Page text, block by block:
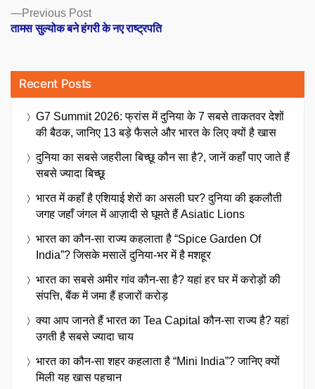
Previous PostPrevious
post:
तामस सुल्योक बने हंगरी के नए राष्ट्रपति
Recent Posts
G7 Summit 2026: फ्रांस में दुनिया के 7 सबसे ताकतवर देशों
की बैठक, जानिए 13 बड़े फैसले और भारत के लिए क्यों है खास
दुनिया का सबसे जहरीला बिच्छू कौन सा है?, जानें कहाँ पाए जाते हैं
सबसे ज्यादा बिच्छू
भारत में कहाँ है एशियाई शेरों का असली घर? दुनिया की इकलौती
जगह जहाँ जंगल में आज़ादी से घूमते हैं Asiatic Lions
भारत का कौन-सा राज्य कहलाता है “Spice Garden Of
India”? जिसके मसालें दुनिया-भर में है मशहूर
भारत का सबसे अमीर गांव कौन-सा है? यहां हर घर में करोड़ों की
संपत्ति, बैंक में जमा हैं हजारों करोड़
क्या आप जानते हैं भारत का Tea Capital कौन-सा राज्य है? यहां
उगती है सबसे ज्यादा चाय
भारत का कौन-सा शहर कहलाता है “Mini India”? जानिए क्यों
मिली यह खास पहचान